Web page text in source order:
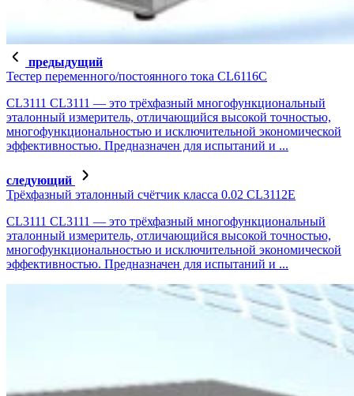
предыдущий
Тестер переменного/постоянного тока CL6116C
CL3111 CL3111 — это трёхфазный многофункциональный
эталонный измеритель, отличающийся высокой точностью,
многофункциональностью и исключительной экономической
эффективностью. Предназначен для испытаний и ...
следующий
Трёхфазный эталонный счётчик класса 0.02 CL3112E
CL3111 CL3111 — это трёхфазный многофункциональный
эталонный измеритель, отличающийся высокой точностью,
многофункциональностью и исключительной экономической
эффективностью. Предназначен для испытаний и ...